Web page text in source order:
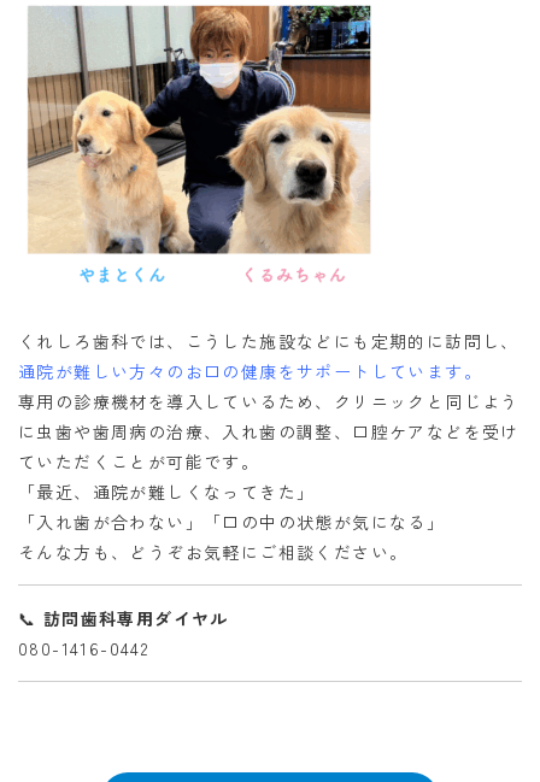
くれしろ歯科では、こうした施設などにも定期的に訪問し、
通院が難しい方々のお口の健康をサポートしています。
専用の診療機材を導入しているため、クリニックと同じよう
に虫歯や歯周病の治療、入れ歯の調整、口腔ケアなどを受け
ていただくことが可能です。
「最近、通院が難しくなってきた」
「入れ歯が合わない」「口の中の状態が気になる」
そんな方も、どうぞお気軽にご相談ください。
📞 訪問歯科専用ダイヤル
080-1416-0442